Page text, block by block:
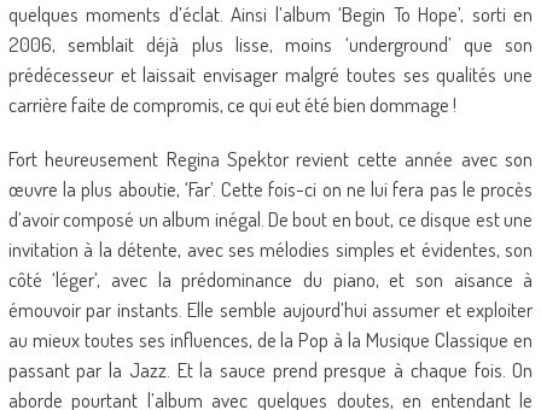
quelques moments d’éclat. Ainsi l’album ‘Begin To Hope’, sorti en
2006, semblait déjà plus lisse, moins ‘underground’ que son
prédécesseur et laissait envisager malgré toutes ses qualités une
carrière faite de compromis, ce qui eut été bien dommage !
Fort heureusement Regina Spektor revient cette année avec son
œuvre la plus aboutie, ‘Far’. Cette fois-ci on ne lui fera pas le procès
d’avoir composé un album inégal. De bout en bout, ce disque est une
invitation à la détente, avec ses mélodies simples et évidentes, son
côté ‘léger’, avec la prédominance du piano, et son aisance à
émouvoir par instants. Elle semble aujourd’hui assumer et exploiter
au mieux toutes ses influences, de la Pop à la Musique Classique en
passant par la Jazz. Et la sauce prend presque à chaque fois. On
aborde pourtant l’album avec quelques doutes, en entendant le